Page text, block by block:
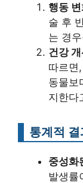
행동
술 후
는 경
건강 개
따르면
동물보
지한다
통계적 결
중성화
발생률